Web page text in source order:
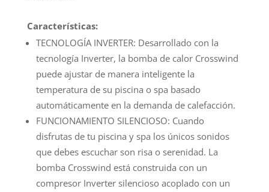
Características:
TECNOLOGÍA INVERTER: Desarrollado con la
tecnología Inverter, la bomba de calor Crosswind
puede ajustar de manera inteligente la
temperatura de su piscina o spa basado
automáticamente en la demanda de calefacción.
FUNCIONAMIENTO SILENCIOSO: Cuando
disfrutas de tu piscina y spa los únicos sonidos
que debes escuchar son risa o serenidad. La
bomba Crosswind está construida con un
compresor Inverter silencioso acoplado con un